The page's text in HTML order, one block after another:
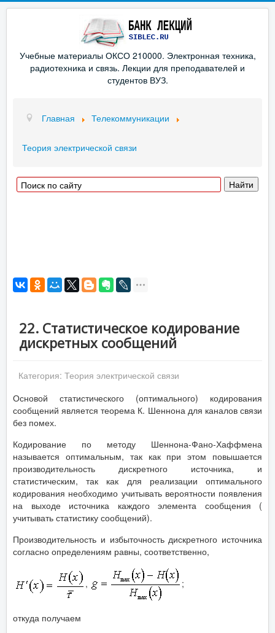
Учебные материалы ОКСО 210000. Электронная техника,
радиотехника и связь. Лекции для преподавателей и
студентов ВУЗ.
Главная Телекоммуникации
Теория электрической связи
22. Статистическое кодирование
дискретных сообщений
Категория: Теория электрической связи
Основой статистического (оптимального) кодирования
сообщений является теорема К. Шеннона для каналов связи
без помех.
Кодирование по методу Шеннона-Фано-Хаффмена
называется оптимальным, так как при этом повышается
производительность дискретного источника, и
статистическим, так как для реализации оптимального
кодирования необходимо учитывать вероятности появления
на выходе источника каждого элемента сообщения (
учитывать статистику сообщений).
Производительность и избыточность дискретного источника
согласно определениям равны, соответственно,
, ;
откуда получаем